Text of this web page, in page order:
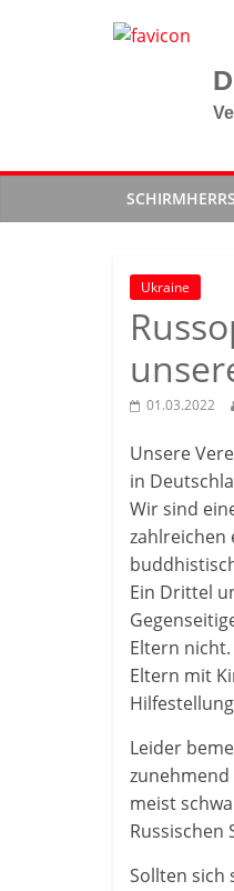
Ukraine
01.03.2022
Unsere
in
Wir sind
zahlreichen
Ein Drittel
Eltern
Eltern mit
Leider
zunehmend
meist
Russischen
Sollten sich